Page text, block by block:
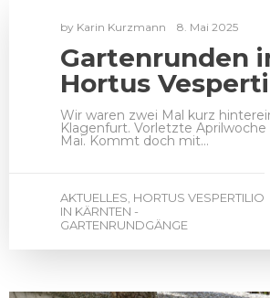
by Karin Kurzmann 8. Mai 2025
Gartenrunden
Hortus
Wir waren zwei Mal kurz
Klagenfurt. Vorletzte Aprilwoche
Mai. Kommt doch mit…
AKTUELLES, HORTUS VESPERTILIO
IN KÄRNTEN -
GARTENRUNDGÄNGE